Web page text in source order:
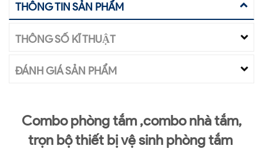
THÔNG TIN SẢN PHẨM
THÔNG SỐ KĨ THUẬT
ĐÁNH GIÁ SẢN PHẨM
Combo phòng tắm ,combo nhà tắm,
trọn bộ thiết bị vệ sinh phòng tắm